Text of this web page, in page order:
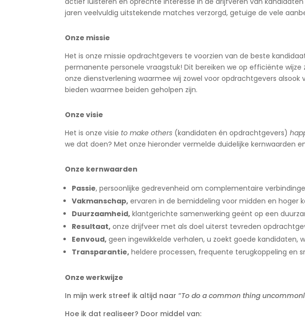
jaren veelvuldig uitstekende matches verzorgd, getuige de vele
Onze missie
Het is onze missie opdrachtgevers te voorzien van de beste
permanente personele vraagstuk! Dit bereiken we op efficiënte
onze dienstverlening waarmee wij zowel voor opdrachtgevers
bieden waarmee beiden geholpen zijn.
Onze visie
Het is onze visie to make others (kandidaten én opdrachtgevers)
we dat doen? Met onze hieronder vermelde duidelijke kernwaarden
Onze kernwaarden
Passie, persoonlijke gedrevenheid om complementaire
Vakmanschap, ervaren in de bemiddeling voor midden en hoger
Duurzaamheid, klantgerichte samenwerking geënt op een
Resultaat, onze drijfveer met als doel uiterst tevreden
Eenvoud, geen ingewikkelde verhalen, u zoekt goede kandidaten,
Transparantie, heldere processen, frequente terugkoppeling en
Onze werkwijze
In mijn werk streef ik altijd naar “To do a common thing
Hoe ik dat realiseer? Door middel van: